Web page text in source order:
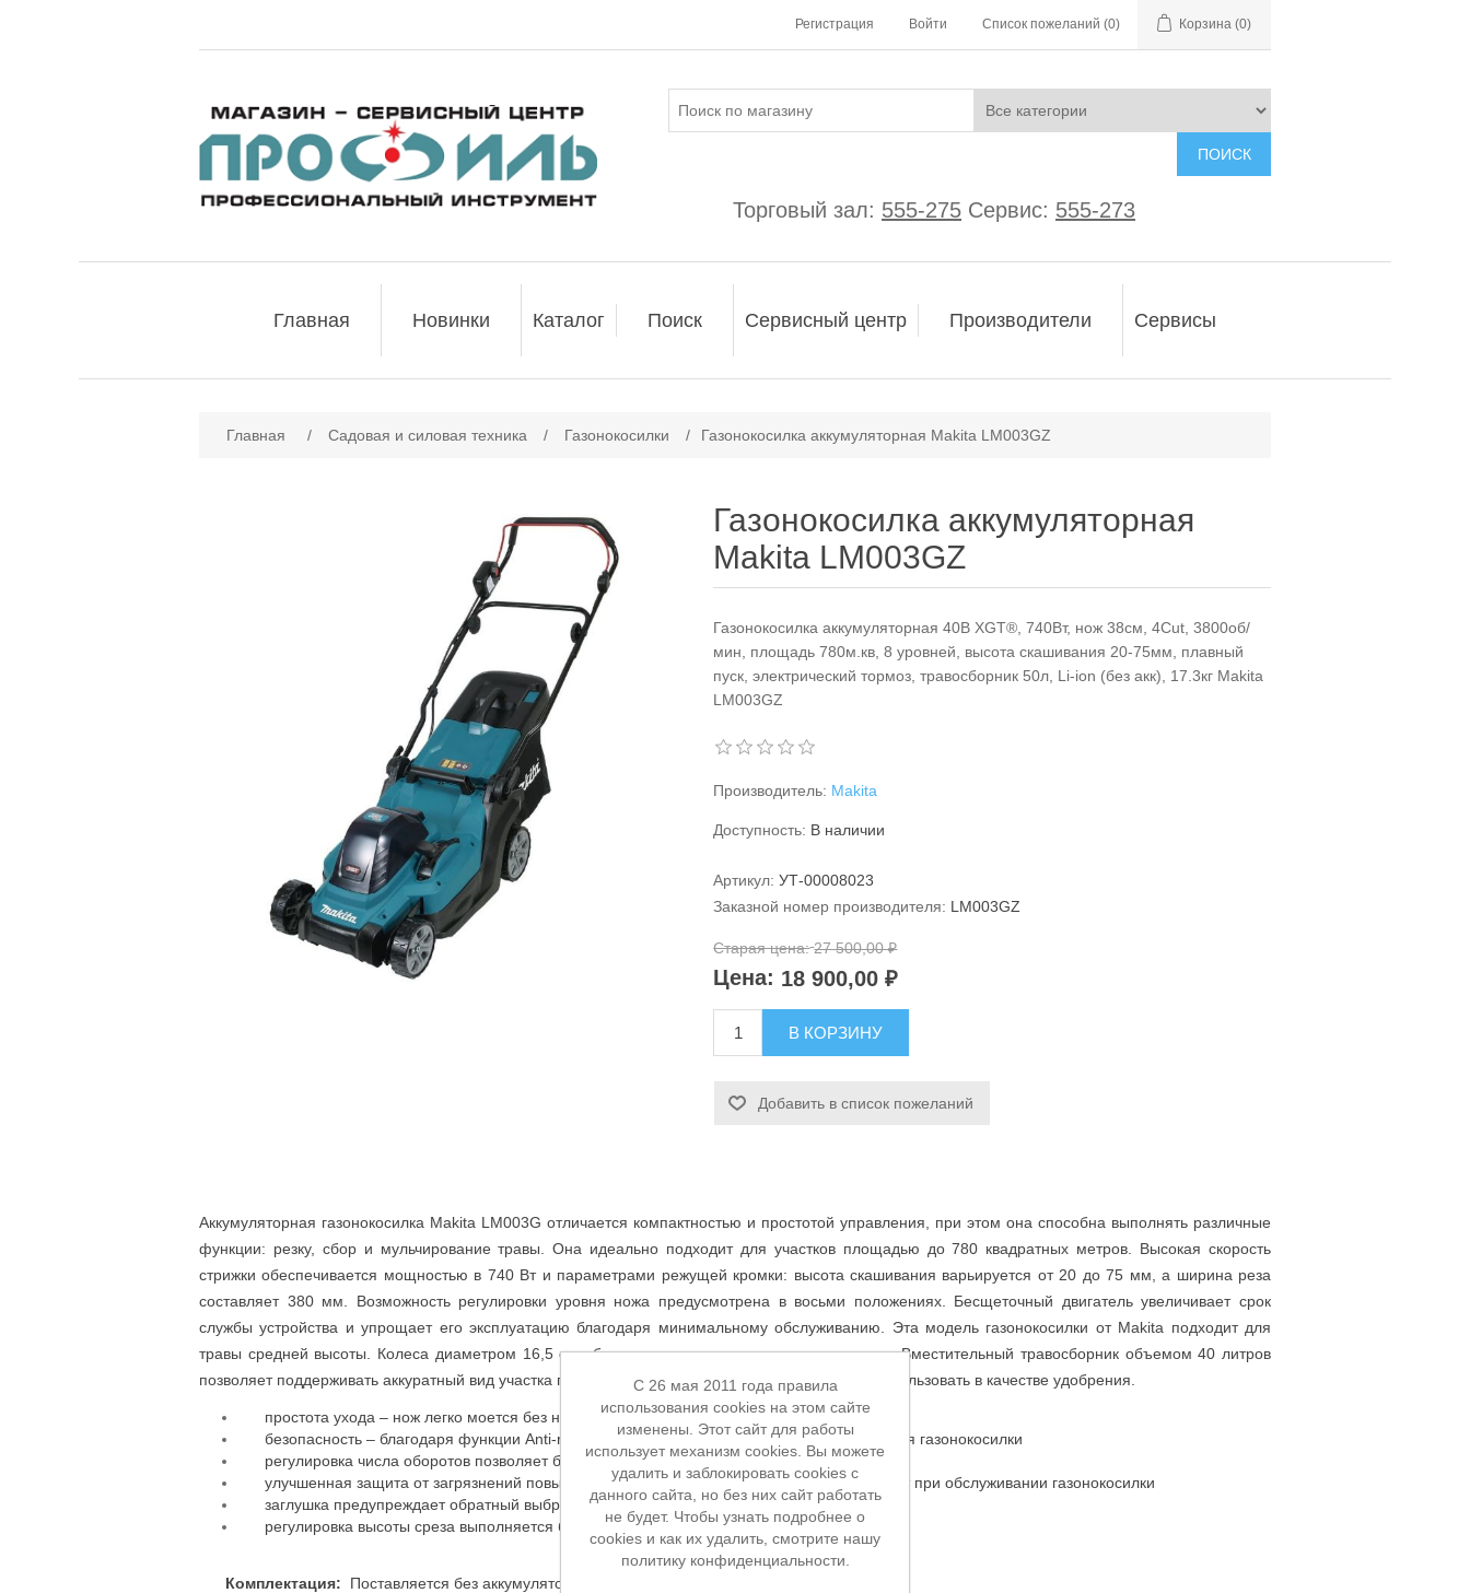
Регистрация Войти Список пожеланий (0) Корзина (0)
ПОИСК
Торговый зал: 555-275 Сервис: 555-273
Главная Новинки Каталог Поиск Сервисный центр Производители Сервисы
Главная / Садовая и силовая техника / Газонокосилки / Газонокосилка аккумуляторная Makita LM003GZ
Газонокосилка аккумуляторная
Makita LM003GZ
Газонокосилка аккумуляторная 40B XGT®, 740Вт, нож 38см, 4Cut, 3800об/
мин, площадь 780м.кв, 8 уровней, высота скашивания 20-75мм, плавный
пуск, электрический тормоз, травоcборник 50л, Li-ion (без акк), 17.3кг Makita
LM003GZ
Производитель: Makita
Доступность: В наличии
Артикул: УТ-00008023
Заказной номер производителя: LM003GZ
Старая цена: 27 500,00 ₽
Цена: 18 900,00 ₽
В КОРЗИНУ
Добавить в список пожеланий
Аккумуляторная газонокосилка Makita LM003G отличается компактностью и простотой управления, при этом она способна выполнять различные
функции: резку, сбор и мульчирование травы. Она идеально подходит для участков площадью до 780 квадратных метров. Высокая скорость
стрижки обеспечивается мощностью в 740 Вт и параметрами режущей кромки: высота скашивания варьируется от 20 до 75 мм, а ширина реза
составляет 380 мм. Возможность регулировки уровня ножа предусмотрена в восьми положениях. Бесщеточный двигатель увеличивает срок
службы устройства и упрощает его эксплуатацию благодаря минимальному обслуживанию. Эта модель газонокосилки от Makita подходит для
травы средней высоты. Колеса диаметром 16,5 см обеспечивают улучшенную проходимость. Вместительный травосборник объемом 40 литров
позволяет поддерживать аккуратный вид участка после стрижки, а собранные отходы можно использовать в качестве удобрения.
простота ухода – нож легко моется без необходимости демонтажа
безопасность – благодаря функции Anti-restart можно избежать случайного срабатывания газонокосилки
регулировка числа оборотов позволяет более качественно стричь траву
улучшенная защита от загрязнений повышает срок эксплуатации и снижает объем работ при обслуживании газонокосилки
заглушка предупреждает обратный выброс скошенной травы
регулировка высоты среза выполняется без инструментов.
Комплектация: Поставляется без аккумулятора и зарядного устройства.
C 26 мая 2011 года правила
использования cookies на этом сайте
изменены. Этот сайт для работы
использует механизм cookies. Вы можете
удалить и заблокировать cookies с
данного сайта, но без них сайт работать
не будет. Чтобы узнать подробнее о
cookies и как их удалить, смотрите нашу
политику конфиденциальности.